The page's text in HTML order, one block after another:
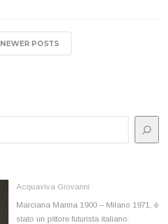
NEWER POSTS
Acquaviva Giovanni
Marciana Marina 1900 – Milano 1971, è
stato un pittore futurista italiano.